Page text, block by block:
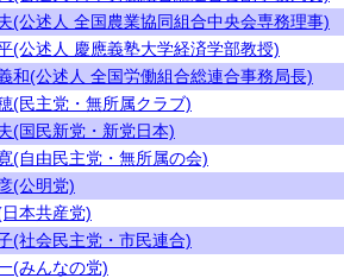
(公述人 全国農業協同組合中央会専務理事)
(公述人 慶應義塾大学経済学部教授)
和(公述人 全国労働組合総連合事務局長)
(民主党・無所属クラブ)
(国民新党・新党日本)
(自由民主党・無所属の会)
(公明党)
本共産党)
(社会民主党・市民連合)
(みんなの党)